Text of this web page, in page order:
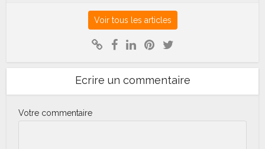
Voir tous les articles
Ecrire un commentaire
Votre commentaire